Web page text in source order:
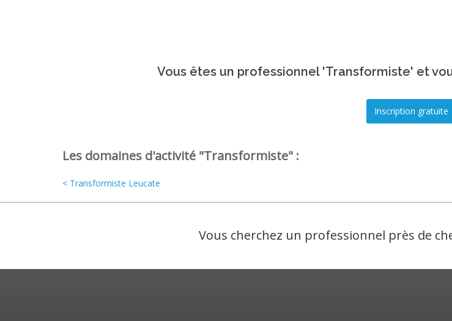
Vous êtes un professionnel 'Transformiste' et
Les domaines d'activité "Transformiste" :
< Transformiste Leucate
Vous cherchez un professionnel près de